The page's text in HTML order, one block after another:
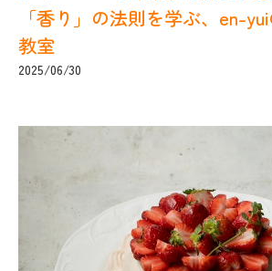
「香り」の法則を学ぶ、en-
教室
2025/06/30